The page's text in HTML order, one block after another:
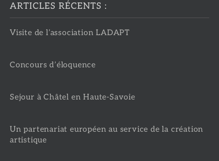
ARTICLES RÉCENTS :
Visite de l’association LADAPT
Concours d’éloquence
Sejour à Châtel en Haute-Savoie
Un partenariat européen au service de la création
artistique